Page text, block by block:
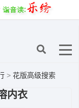
> 花版高级搜索
内衣